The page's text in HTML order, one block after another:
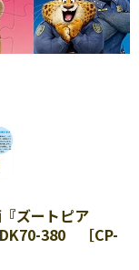
ズートピア
380 ［CP-